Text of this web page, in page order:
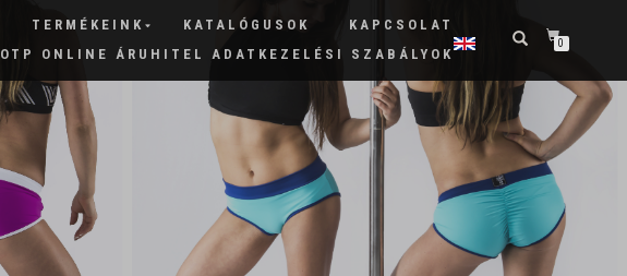
TERMÉKEINK KATALÓGUSOK
KAPCSOLAT
OTP ONLINE ÁRUHITEL ADATKEZELÉSI SZABÁLYOK
0